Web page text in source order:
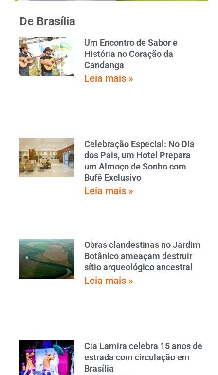
De Brasília
Um Encontro de Sabor e
História no Coração da
Candanga
Leia mais »
Celebração Especial: No Dia
dos Pais, um Hotel Prepara
um Almoço de Sonho com
Bufê Exclusivo
Leia mais »
Obras clandestinas no Jardim
Botânico ameaçam destruir
sítio arqueológico ancestral
Leia mais »
Cia Lamira celebra 15 anos de
estrada com circulação em
Brasília